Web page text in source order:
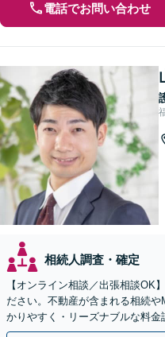
電話でお問い合わせ
相続人調査・確定
【オンライン相談／出張相談OK
ださい。不動産が含まれる相続
かりやすく・リーズナブルな料
間・休日対応可能】【藤崎駅徒